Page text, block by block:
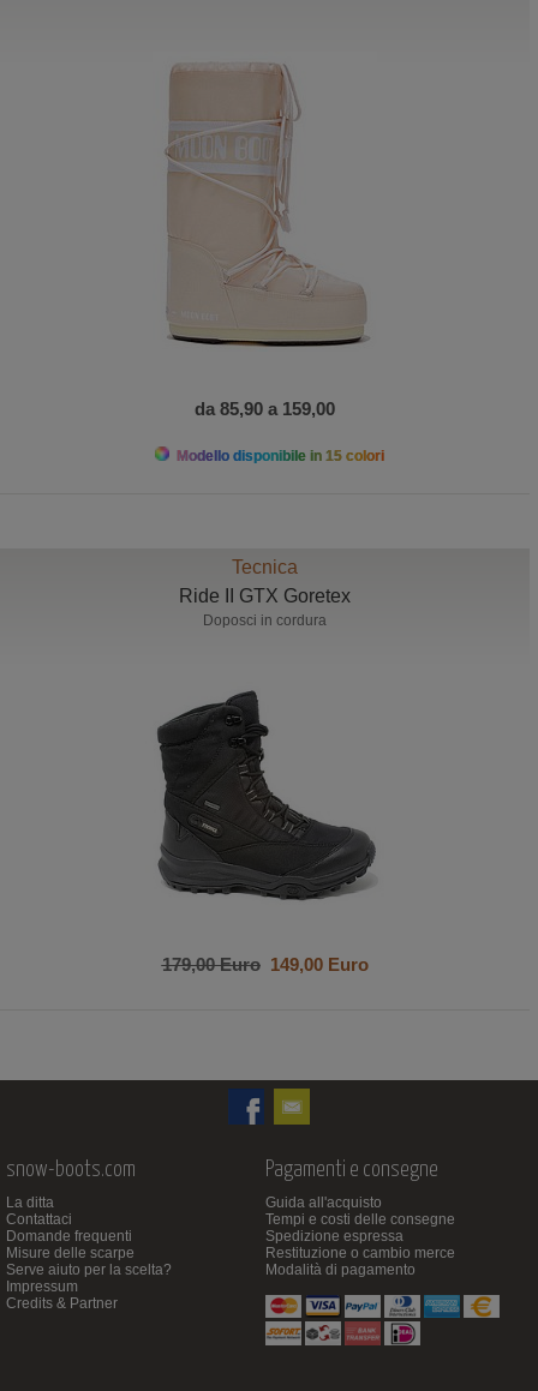
da 85,90 a 159,00
Modello disponibile in 15 colori
Tecnica
Ride II GTX Goretex
Doposci in cordura
179,00 Euro149,00 Euro
snow-boots.com
La ditta
Contattaci
Domande frequenti
Misure delle scarpe
Serve aiuto per la scelta?
Impressum
Credits & Partner
Pagamenti e consegne
Guida all'acquisto
Tempi e costi delle consegne
Spedizione espressa
Restituzione o cambio merce
Modalità di pagamento